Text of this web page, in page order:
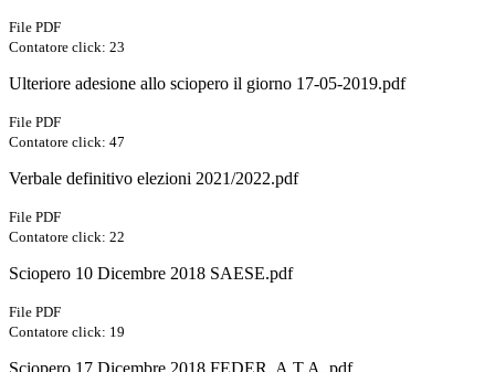
File PDF
Contatore click: 23
Ulteriore adesione allo sciopero il giorno 17-05-2019.pdf
File PDF
Contatore click: 47
Verbale definitivo elezioni 2021/2022.pdf
File PDF
Contatore click: 22
Sciopero 10 Dicembre 2018 SAESE.pdf
File PDF
Contatore click: 19
Sciopero 17 Dicembre 2018 FEDER. A.T.A..pdf